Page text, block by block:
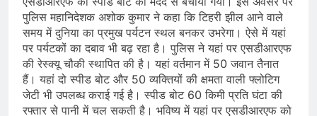
पुलिस महानिदेशक अशोक कुमार ने कहा कि टिहरी झील आने वाले
समय में दुनिया का प्रमुख पर्यटन स्थल बनकर उभरेगा। ऐसे में यहां
पर पर्यटकों का दबाव भी बढ़ रहा है। पुलिस ने यहां पर एसडीआरएफ
की रेस्क्यू चौकी स्थापित की है। यहां वर्तमान में 50 जवान तैनात
हैं। यहां दो स्पीड बोट और 50 व्यक्तियों की क्षमता वाली फ्लोटिग
जेटी भी उपलब्ध कराई गई है। स्पीड बोट 60 किमी प्रति घंटा की
रफ्तार से पानी में चल सकती है। भविष्य में यहां पर एसडीआरएफ को